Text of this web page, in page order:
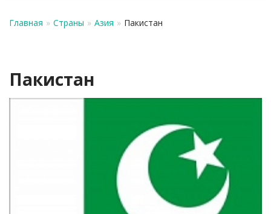
Главная » Страны » Азия » Пакистан
Пакистан